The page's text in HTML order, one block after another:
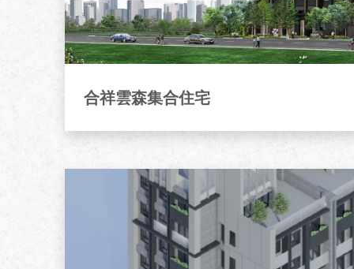
合祥雲森集合住宅